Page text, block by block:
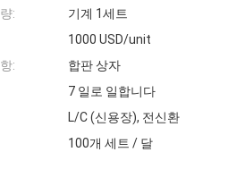
:
기계 1세트
1000 USD/unit
:
합판 상자
7 일로 일합니다
L/C (신용장), 전신환
100개 세트 / 달